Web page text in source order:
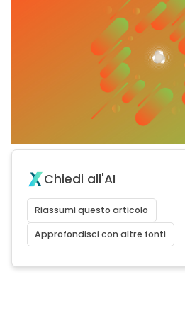
Chiedi all'AI
Riassumi questo articolo
Approfondisci con altre fonti